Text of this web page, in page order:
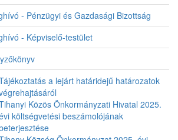
- Pénzügyi és Gazdasági Bizottság
- Képviselő-testület
a lejárt határidejű határozatok
Közös Önkormányzati Hivatal 2025.
költségvetési beszámolójának